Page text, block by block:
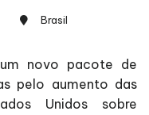
Brasil
novo pacote de
pelo aumento das
Unidos sobre